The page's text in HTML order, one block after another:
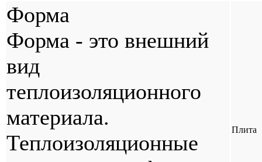
Форма
Форма - это внешний
вид
теплоизоляционного
материала.
Теплоизоляционные
Плита